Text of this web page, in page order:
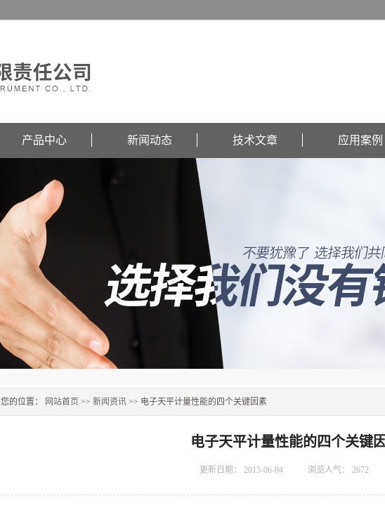
产品中心 新闻动态 技术文章 应用案例
您的位置： 网站首页 >> 新闻资讯 >> 电子天平计量性能的四个关键因素
电子天平计量性能的四个关键
更新日期： 2015-06-04 浏览人气： 2672